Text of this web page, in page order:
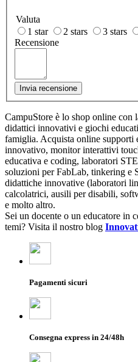
Valuta
1 star
2 stars 3 stars
Recensione
Invia recensione
CampuStore è lo shop online con
didattici innovativi e giochi
famiglia. Acquista online supporti
innovativo, monitor interattivi
educativa e coding, laboratori
soluzioni per FabLab, tinkering
didattiche innovative (laboratori
calcolatrici, ausili per disabili,
e molto altro.
Sei un docente o un educatore in
temi? Visita il nostro blog
Pagamenti sicuri
Consegna express in 24/48h